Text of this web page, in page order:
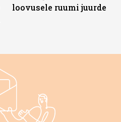
loovusele ruumi juurde